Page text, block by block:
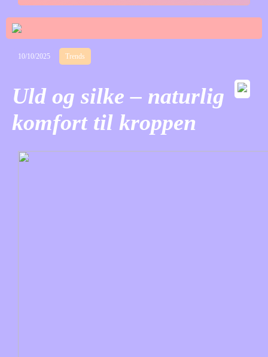
10/10/2025 Trends
Uld og silke – naturlig
komfort til kroppen